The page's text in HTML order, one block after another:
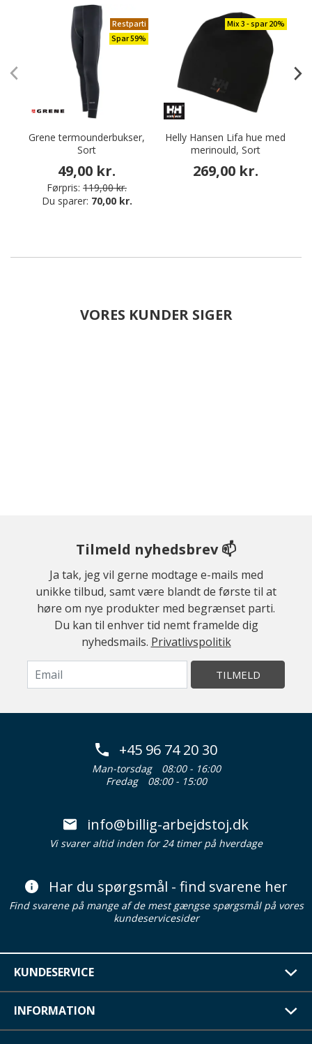
Restparti
Spar 59%
Grene termounderbukser,
Sort
49,00 kr.
Førpris: 119,00 kr.
Du sparer: 70,00 kr.
Mix 3 - spar 20%
Helly Hansen Lifa hue med
merinould, Sort
269,00 kr.
VORES KUNDER SIGER
Tilmeld nyhedsbrev 📫
Ja tak, jeg vil gerne modtage e-mails med
unikke tilbud, samt være blandt de første til at
høre om nye produkter med begrænset parti.
Du kan til enhver tid nemt framelde dig
nyhedsmails. Privatlivspolitik
TILMELD
+45 96 74 20 30
Man-torsdag
08:00 - 16:00
Fredag
08:00 - 15:00
info@billig-arbejdstoj.dk
Vi svarer altid inden for 24 timer på hverdage
Har du spørgsmål - find svarene her
Find svarene på mange af de mest gængse spørgsmål på vores
kundeservicesider
KUNDESERVICE
INFORMATION